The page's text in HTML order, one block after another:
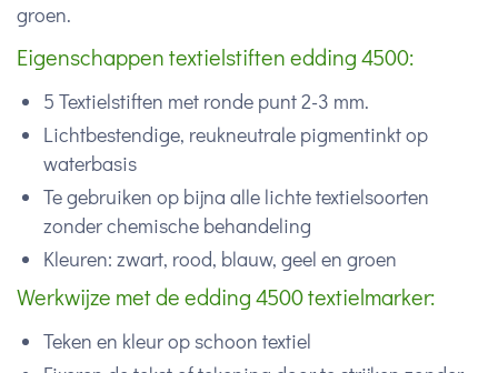
groen.
Eigenschappen textielstiften edding 4500:
5 Textielstiften met ronde punt 2-3 mm.
Lichtbestendige, reukneutrale pigmentinkt op
waterbasis
Te gebruiken op bijna alle lichte textielsoorten
zonder chemische behandeling
Kleuren: zwart, rood, blauw, geel en groen
Werkwijze met de edding 4500 textielmarker:
Teken en kleur op schoon textiel